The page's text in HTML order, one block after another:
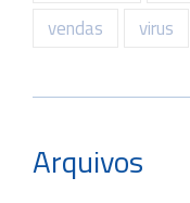
vendas
virus
Arquivos